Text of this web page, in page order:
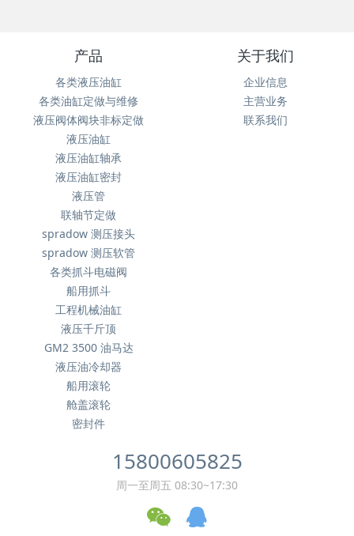
产品
各类液压油缸
各类油缸定做与维修
液压阀体阀块非标定做
液压油缸
液压油缸轴承
液压油缸密封
液压管
联轴节定做
spradow 测压接头
spradow 测压软管
各类抓斗电磁阀
船用抓斗
工程机械油缸
液压千斤顶
GM2 3500 油马达
液压油冷却器
船用滚轮
舱盖滚轮
密封件
关于我们
企业信息
主营业务
联系我们
15800605825
周一至周五 08:30~17:30